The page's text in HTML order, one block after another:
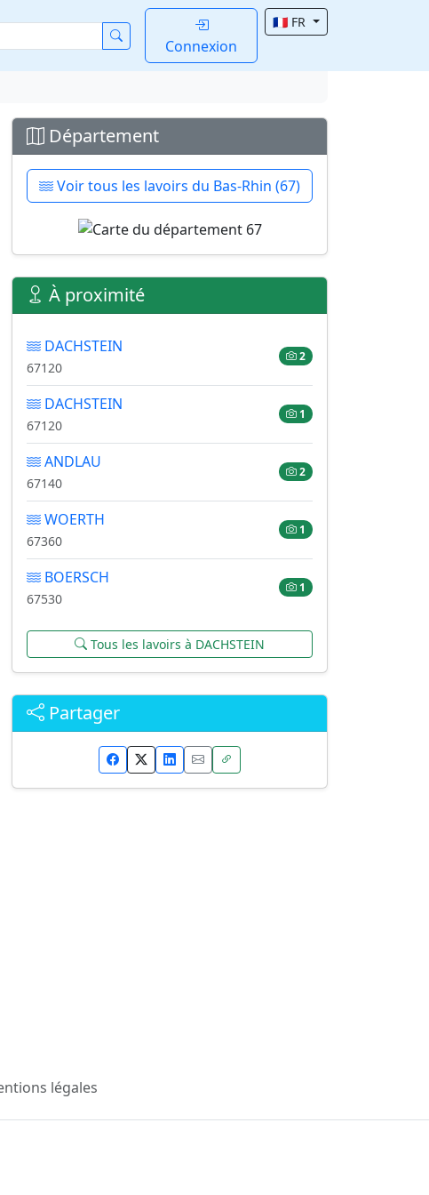
Connexion
🇫🇷 FR
Département
Voir tous les lavoirs du Bas-Rhin (67)
À proximité
DACHSTEIN
67120
2
DACHSTEIN
67120
1
ANDLAU
67140
2
WOERTH
67360
1
BOERSCH
67530
1
Tous les lavoirs à DACHSTEIN
Partager
légales